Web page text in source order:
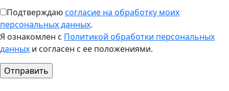
Подтверждаюсогласие на обработку моих
персональных данных.
Я ознакомлен с Политикой обработки персональных
данных и согласен с ее положениями.